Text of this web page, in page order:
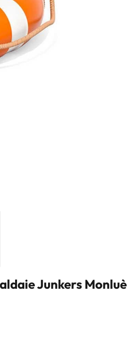
Junkers Monluè